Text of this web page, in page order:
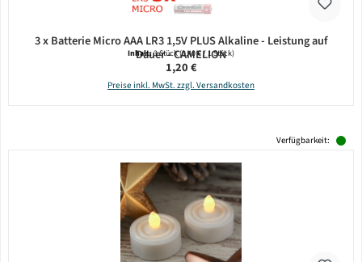
3 x Batterie Micro AAA LR3 1,5V PLUS Alkaline - Leistung auf
Dauer - CAMELION
Inhalt:3 Stück(0,40 € / 1 Stück)
Regulärer Preis:
1,20 €
Preise inkl. MwSt. zzgl. Versandkosten
Verfügbarkeit: